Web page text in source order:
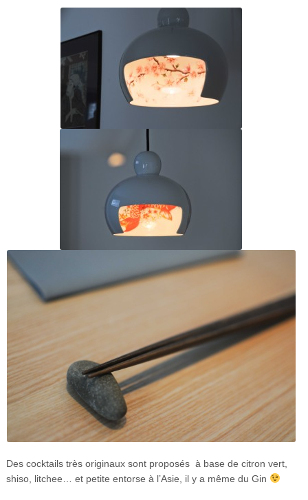
Des cocktails très originaux sont proposés à base de citron vert,
shiso, litchee… et petite entorse à l’Asie, il y a même du Gin